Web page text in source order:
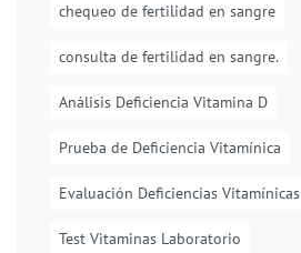
chequeo de fertilidad en sangre
consulta de fertilidad en sangre.
Análisis Deficiencia Vitamina D
Prueba de Deficiencia Vitamínica
Evaluación Deficiencias Vitamínicas
Test Vitaminas Laboratorio